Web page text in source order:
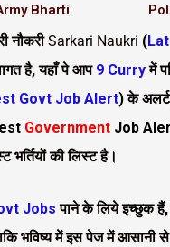
Bharti
नौकरीSarkari Naukri (
है, यहाँ पे आप 9 Curryमें
Govt Job Alert) के
Government Job
भर्तियों की लिस्ट है।
Jobs पाने के लिये इच्छुक
भविष्य में इस पेज में आसानी